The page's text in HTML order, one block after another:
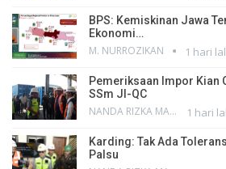
BPS: Kemiskinan Jawa
Ekonomi…
M. NURROZIKAN 1 hari
Pemeriksaan Impor Kian
SSm JI-QC
NANDA RIZKA MAHENDRA 1 hari
Karding: Tak Ada
Palsu